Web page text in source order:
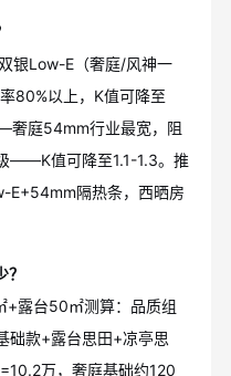
银Low-E（奢庭/风神一
80%以上，K值可降至
奢庭54mm行业最宽，阻
——K值可降至1.1-1.3。推
E+54mm隔热条，西晒房
+露台50㎡测算：品质组
础款+露台思田+凉亭思
万，奢庭基础约120